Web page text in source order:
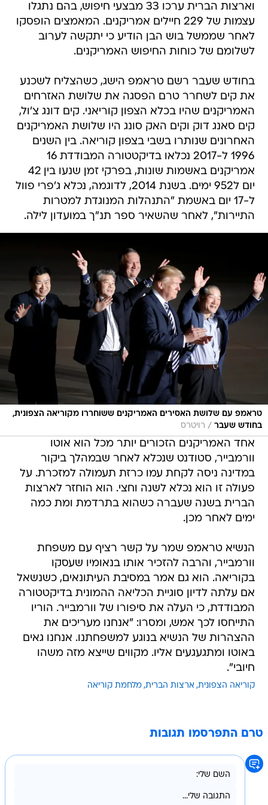
וארצות הברית ערכו 33 מבצעי חיפוש, בהם נתגלו
עצמות של 229 חיילים אמריקנים. המאמצים הופסקו
לאחר שממשל בוש הבן הודיע כי יתקשה לערוב
לשלומם של כוחות החיפוש האמריקנים.
בחודש שעבר רשם טראמפ הישג, כשהצליח לשכנע
את קים לשחרר טרם הפסגה את שלושת האזרחים
האמריקנים שהיו בכלא הצפון קוריאני. קים דונג צ'ול,
קים סאנג דוק וקים האק סונג היו שלושת האמריקנים
האחרונים שנותרו בשבי בצפון קוריאה. בין השנים
1996 ל-2017 נכלאו בדיקטטורה המבודדת 16
אמריקנים באשמות שונות, בפרקי זמן שנעו בין 42
יום ל952 ימים. בשנת 2014, לדוגמה, נכלא ג'פרי פוול
ל-17 יום באשמת "התנהלות המנוגדת למטרות
התיירות", לאחר שהשאיר ספר תנ"ך במועדון לילה.
טראמפ עם שלושת האסירים האמריקנים ששוחררו מקוריאה הצפונית,
בחודש שעבר / רויטרס
אחד האמריקנים הזכורים יותר מכל הוא אוטו
וורמבייר, סטודנט שנכלא לאחר שבמהלך ביקור
במדינה ניסה לקחת עמו כרזת תעמולה למזכרת. על
פעולה זו הוא נכלא לשנה וחצי. הוא הוחזר לארצות
הברית בשנה שעברה כשהוא בתרדמת ומת כמה
ימים לאחר מכן.
הנשיא טראמפ שמר על קשר רציף עם משפחת
וורמבייר, והרבה להזכיר אותו בנאומיו שעסקו
בקוריאה. הוא גם אמר במסיבת העיתונאים, כשנשאל
אם עלתה לדיון סוגיית הכליאה ההמונית בדיקטטורה
המבודדת, כי העלה את סיפורו של וורמבייר. הוריו
התייחסו לכך אמש, ומסרו: "אנחנו מעריכים את
ההצהרות של הנשיא בנוגע למשפחתנו. אנחנו גאים
באוטו ומתגעגעים אליו. מקווים שייצא מזה משהו
חיובי".
קוריאה הצפונית ארצות הברית מלחמת קוריאה
טרם התפרסמו תגובות